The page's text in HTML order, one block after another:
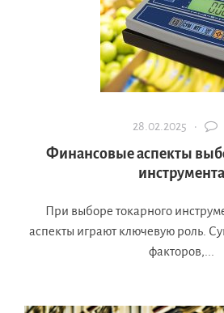
28.02.2025 ·
Финансовые аспекты
инструмента
При выборе токарного
аспекты играют ключевую роль.
факторов,...